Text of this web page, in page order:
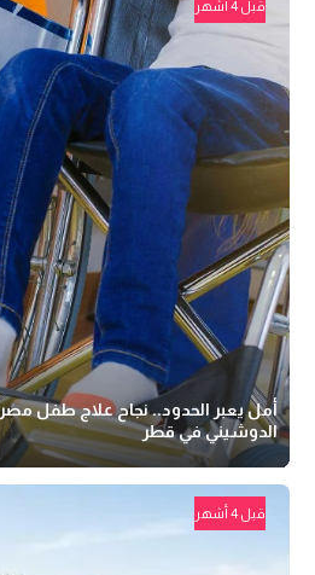
قبل 4 أشهر
أمل يعبر الحدود.. نجاح علاج طفل
الدوشيني في قطر
قبل 4 أشهر